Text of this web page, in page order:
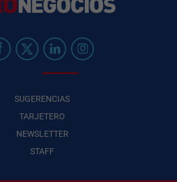
SUGERENCIAS
TARJETERO
NEWSLETTER
STAFF